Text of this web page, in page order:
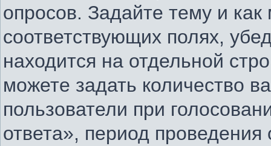
опросов. Задайте тему и
соответствующих полях,
находится на отдельной
можете задать количество
пользователи при
ответа», период проведения